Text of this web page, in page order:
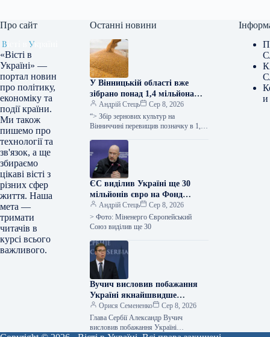
Про сайт
«Вісті в
Україні» —
портал новин
про політику,
економіку та
події країни.
Ми також
пишемо про
технології та
зв'язок, а ще
збираємо
цікаві вісті з
різних сфер
життя. Наша
мета —
тримати
читачів в
курсі всього
важливого.
Останні новини
У Вінницькій області вже
зібрано понад 1,4 мільйона
тонн зерна, при цьому
врожайність перевищує
показники минулого року –
Андрій Стець
Сер 8, 2026
“> Збір зернових культур на
Вінниччині перевищив позначку в 1,4
обласної військової адміністрації
Наталя…
ЄС виділив Україні ще 30
мільйонів євро на Фонд
підтримки енергетики
Андрій Стець
Сер 8, 2026
> Фото: Міненерго Європейський
Союз виділив ще 30
Вучич висловив побажання
Україні якнайшвидше
розпочати та завершити усі
переговорні процеси з
Євросоюзом.
Орися Семененко
Сер 8, 2026
Глава Сербії Александр Вучич
висловив побажання Україні
и